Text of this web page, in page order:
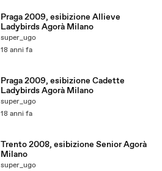
Praga 2009, esibizione Allieve
Ladybirds Agorà Milano
super_ugo
18 anni fa
Praga 2009, esibizione Cadette
Ladybirds Agorà Milano
super_ugo
18 anni fa
Trento 2008, esibizione Senior Agorà
Milano
super_ugo